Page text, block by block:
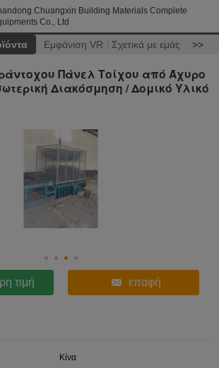
Chuangxin Building Materials Complete
Co., Ltd
Εμφάνιση VR Σχετικά με εμάς >>
Πάνελ Τοίχου από Άχυρο
Διακόσμηση / Δομικό Υλικό
τιμή επαφή
Κίνα